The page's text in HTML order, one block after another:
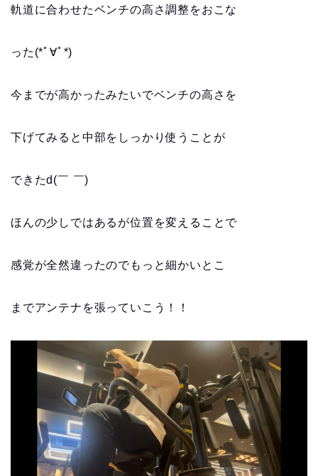
軌道に合わせたベンチの高さ調整をおこな
った(*ﾟ∀ﾟ*)
今までが高かったみたいでベンチの高さを
下げてみると中部をしっかり使うことが
できたd(￣ ￣)
ほんの少しではあるが位置を変えることで
感覚が全然違ったのでもっと細かいとこ
までアンテナを張っていこう！！